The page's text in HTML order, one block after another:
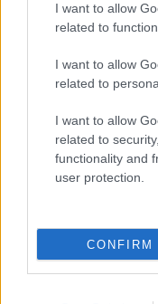
I want to allow
related to
I want to allow
related to
I want to allow
related to
functionality and
user protection.
CONFIRM
Οι
κώδωνα του
χρόνια.
Κέντρου
και
Χρήστο Ζερεφό,
αναµένεται να
δύο-τρεις
της θάλασσας, η
δραµατικά τα